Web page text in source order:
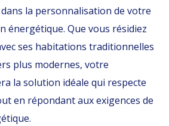
la personnalisation de votre
énergétique. Que vous résidiez
ses habitations traditionnelles
plus modernes, votre
la solution idéale qui respecte
en répondant aux exigences de